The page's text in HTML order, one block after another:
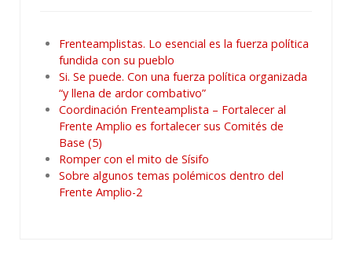
Frenteamplistas. Lo esencial es la fuerza política
fundida con su pueblo
Si. Se puede. Con una fuerza política organizada
“y llena de ardor combativo”
Coordinación Frenteamplista – Fortalecer al
Frente Amplio es fortalecer sus Comités de
Base (5)
Romper con el mito de Sísifo
Sobre algunos temas polémicos dentro del
Frente Amplio-2